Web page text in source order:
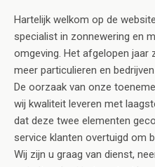
Hartelijk welkom op de
specialist in zonnewering en
omgeving. Het afgelopen jaar
meer particulieren en
De oorzaak van onze
wij kwaliteit leveren met
dat deze twee elementen
service klanten overtuigd om
Wij zijn u graag van dienst,